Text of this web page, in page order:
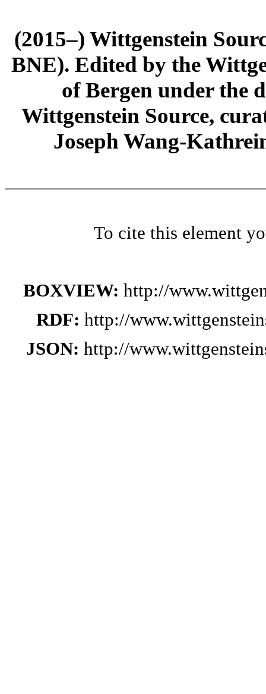
(2015–) Wittgenstein
BNE). Edited by the
of Bergen under the
Wittgenstein Source,
Joseph Wang-
To cite this element
BOXVIEW: http://
RDF: http://
JSON: http://